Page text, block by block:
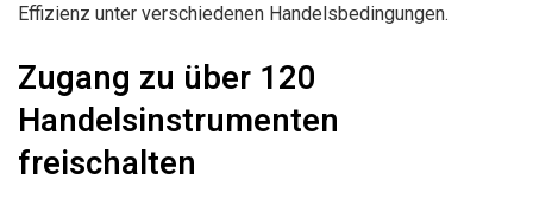
Effizienz unter verschiedenen Handelsbedingungen.
Zugang zu über 120
Handelsinstrumenten
freischalten